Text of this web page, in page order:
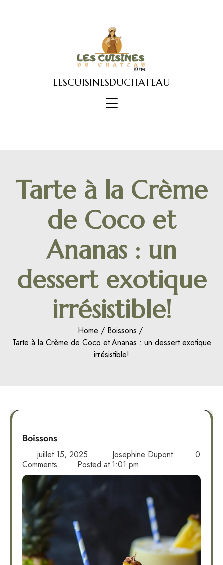
LESCUISINESDUCHATEAU
Tarte à la Crème
de Coco et
Ananas : un
dessert exotique
irrésistible!
Home
Boissons
Tarte à la Crème de Coco et Ananas : un dessert exotique
irrésistible!
Boissons
juillet 15, 2025 Josephine Dupont
0
Comments
Posted at 1:01 pm